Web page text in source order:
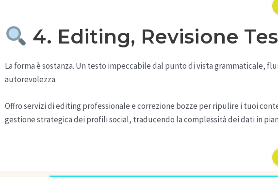
4. Editing, Revisione
La forma è sostanza. Un testo impeccabile dal punto di vista grammaticale,
autorevolezza.
Offro servizi di editing professionale e correzione bozze per ripulire i tuoi
gestione strategica dei profili social, traducendo la complessità dei dati in